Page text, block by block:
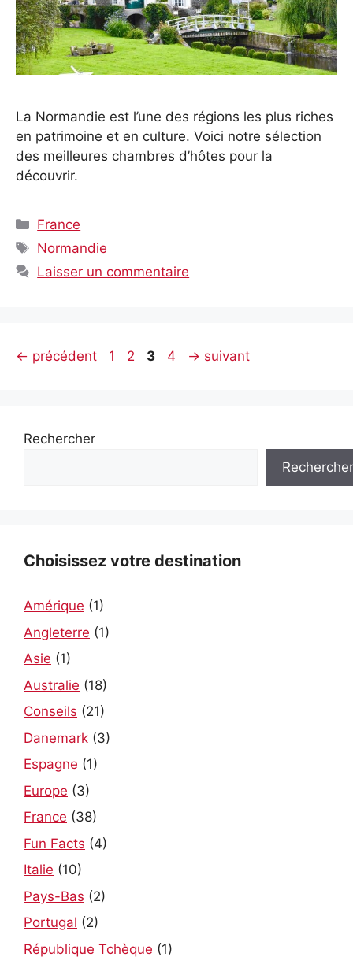
La Normandie est l’une des régions les plus riches
en patrimoine et en culture. Voici notre sélection
des meilleures chambres d’hôtes pour la
découvrir.
Catégories
France
Étiquettes
Normandie
Laisser un commentaire
← précédent Page
1 Page
2 Page
3 Page
4 → suivant
Rechercher
Rechercher
Choisissez votre destination
Amérique (1)
Angleterre (1)
Asie (1)
Australie (18)
Conseils (21)
Danemark (3)
Espagne (1)
Europe (3)
France (38)
Fun Facts (4)
Italie (10)
Pays-Bas (2)
Portugal (2)
République Tchèque (1)